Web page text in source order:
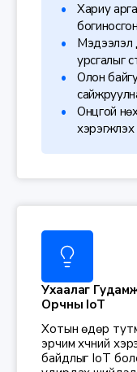
Хариу
Мэдээлэл
урсгалыг
Олон
Онцгой
Ухаалаг
Орчны IoT
Хотын өдөр
эрчим хүчний
байдлыг IoT